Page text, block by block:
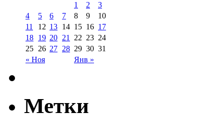
« Ноя Янв »
1 2
3
4
5 6 7 8 9
10
11
12 13 14 15 16 17
18 19 20 21 22 23 24
25 26 27 28 29 30 31
Метки